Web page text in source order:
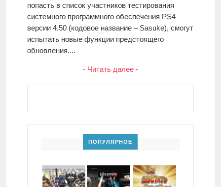
попасть в список участников тестирования
системного программного обеспечения PS4
версии 4.50 (кодовое название – Sasuke), смогут
испытать новые функции предстоящего
обновления....
- Читать далее -
ПОПУЛЯРНОЕ